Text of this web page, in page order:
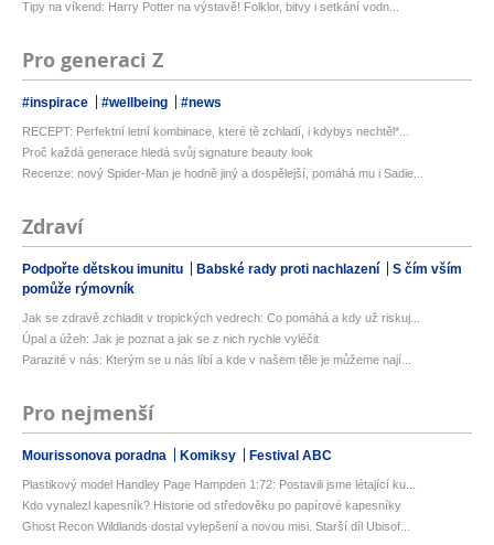
Tipy na víkend: Harry Potter na výstavě! Folklor, bitvy i setkání vodn...
Pro generaci Z
#inspirace #wellbeing #news
RECEPT: Perfektní letní kombinace, které tě zchladí, i kdybys nechtěl*...
Proč každá generace hledá svůj signature beauty look
Recenze: nový Spider-Man je hodně jiný a dospělejší, pomáhá mu i Sadie...
Zdraví
Podpořte dětskou imunitu Babské rady proti nachlazení
S čím vším
pomůže rýmovník
Jak se zdravě zchladit v tropických vedrech: Co pomáhá a kdy už riskuj...
Úpal a úžeh: Jak je poznat a jak se z nich rychle vyléčit
Parazité v nás: Kterým se u nás líbí a kde v našem těle je můžeme nají...
Pro nejmenší
Mourissonova poradna Komiksy Festival ABC
Plastikový model Handley Page Hampden 1:72: Postavili jsme létající ku...
Kdo vynalezl kapesník? Historie od středověku po papírové kapesníky
Ghost Recon Wildlands dostal vylepšení a novou misi. Starší díl Ubisof...